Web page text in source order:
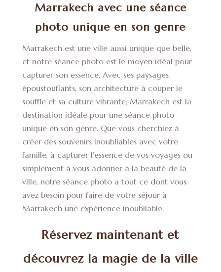
Marrakech avec une séance
photo unique en son genre
Marrakech est une ville aussi unique que belle,
et notre séance photo est le moyen idéal pour
capturer son essence. Avec ses paysages
époustouflants, son architecture à couper le
souffle et sa culture vibrante, Marrakech est la
destination idéale pour une séance photo
unique en son genre. Que vous cherchiez à
créer des souvenirs inoubliables avec votre
famille, à capturer l’essence de vos voyages ou
simplement à vous adonner à la beauté de la
ville, notre séance photo a tout ce dont vous
avez besoin pour faire de votre séjour à
Marrakech une expérience inoubliable.
Réservez maintenant et
découvrez la magie de la ville